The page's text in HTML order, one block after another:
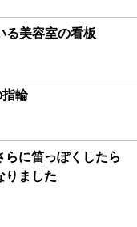
る美容室の看板
指輪
らに笛っぽくしたら
りました